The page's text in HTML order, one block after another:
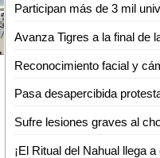
Avanza Tigres a la final de